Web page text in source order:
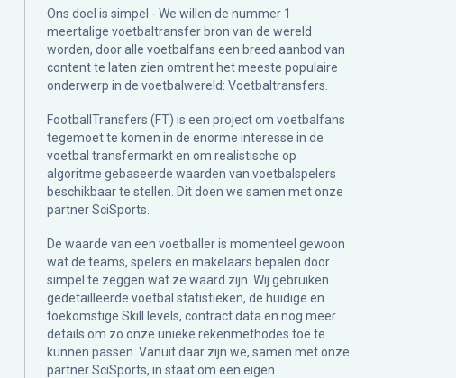
Ons doel is simpel - We willen de nummer 1
meertalige voetbaltransfer bron van de wereld
worden, door alle voetbalfans een breed aanbod van
content te laten zien omtrent het meeste populaire
onderwerp in de voetbalwereld: Voetbaltransfers.
FootballTransfers (FT) is een project om voetbalfans
tegemoet te komen in de enorme interesse in de
voetbal transfermarkt en om realistische op
algoritme gebaseerde waarden van voetbalspelers
beschikbaar te stellen. Dit doen we samen met onze
partnerSciSports
De waarde van een voetballer is momenteel gewoon
wat de teams, spelers en makelaars bepalen door
simpel te zeggen wat ze waard zijn. Wij gebruiken
gedetailleerde voetbal statistieken, de huidige en
toekomstige Skill levels, contract data en nog meer
details om zo onze unieke rekenmethodes toe te
kunnen passen. Vanuit daar zijn we, samen met onze
partner SciSports, in staat om een eigen